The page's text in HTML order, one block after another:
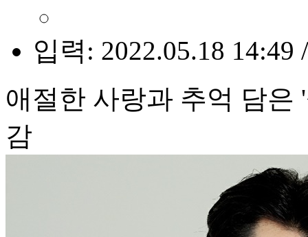
입력: 2022.05.18 14:49
애절한 사랑과 추억 담
감